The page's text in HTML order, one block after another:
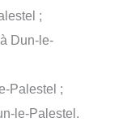
;
Dun-le-
Palestel ;
le-Palestel.